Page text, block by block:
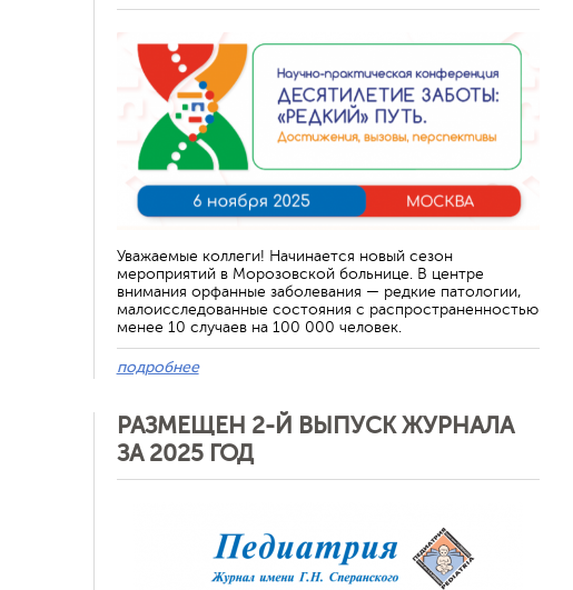
Уважаемые коллеги! Начинается новый сезон
мероприятий в Морозовской больнице. В центре
внимания орфанные заболевания — редкие патологии,
малоисследованные состояния с распространенностью
менее 10 случаев на 100 000 человек.
подробнее
РАЗМЕЩЕН 2-Й ВЫПУСК ЖУРНАЛА
ЗА 2025 ГОД
Отменить